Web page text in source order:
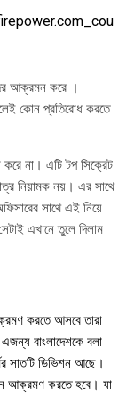
আক্রমন করে ।
কোন প্রতিরোধ করতে
না। এটি টপ সিক্রেট
নিয়ামক নয়। এর সাথে
সাথে এই নিয়ে
এখানে তুলে দিলাম
করতে আসবে তারা
বাংলাদেশকে বলা
সাতটি ডিভিশন আছে।
আক্রমণ করতে হবে। যা